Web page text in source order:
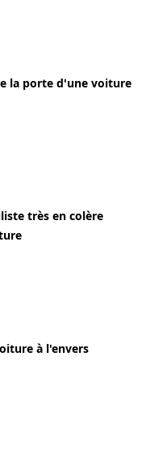
la porte d'une voiture
très en colère
à l'envers